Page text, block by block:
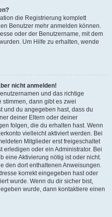
die Registrierung komplett
Benutzer mehr anmelden können.
oder der Benutzername, mit dem
Um Hilfe zu erhalten, wende
nicht anmelden!
und das richtige
stimmen, dann gibt es zwei
und du angegeben hast, dass du
deiner Eltern oder deiner
folgen, die du erhalten hast. Wenn
vielleicht aktiviert werden. Bei
Mitglieder erst freigeschaltet
erledigen oder ein Administrator. Bei
eine Aktivierung nötig ist oder nicht.
den dort enthaltenen Anweisungen.
korrekt eingegeben hast oder
wurde. Wenn du dir sicher bist,
wurde, dann kontaktiere einen